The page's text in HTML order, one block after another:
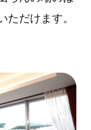
ただけます。